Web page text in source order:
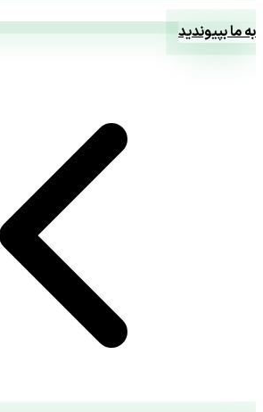
به ما بپیوندید